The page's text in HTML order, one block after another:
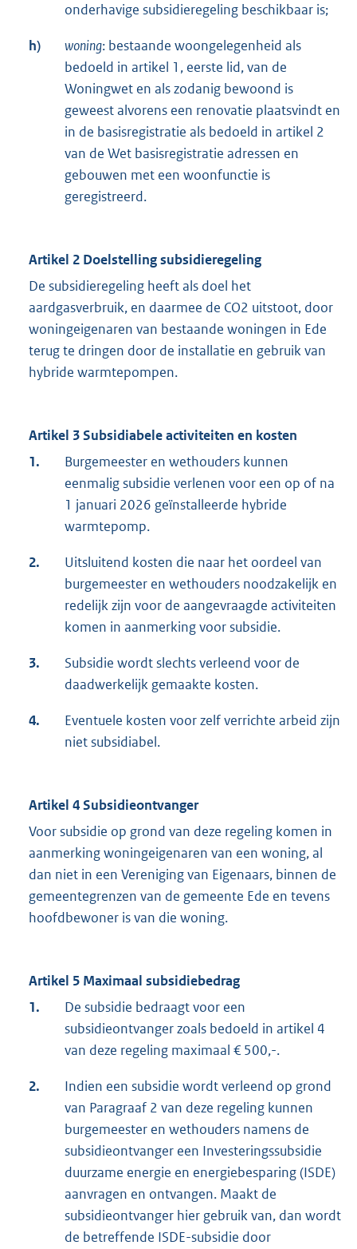
onderhavige subsidieregeling beschikbaar is;
h) woning: bestaande woongelegenheid als
bedoeld in artikel 1, eerste lid, van de
Woningwet en als zodanig bewoond is
geweest alvorens een renovatie plaatsvindt en
in de basisregistratie als bedoeld in artikel 2
van de Wet basisregistratie adressen en
gebouwen met een woonfunctie is
geregistreerd.
Artikel 2 Doelstelling subsidieregeling
De subsidieregeling heeft als doel het
aardgasverbruik, en daarmee de CO2 uitstoot, door
woningeigenaren van bestaande woningen in Ede
terug te dringen door de installatie en gebruik van
hybride warmtepompen.
Artikel 3 Subsidiabele activiteiten en kosten
1.
Burgemeester en wethouders kunnen
eenmalig subsidie verlenen voor een op of na
1 januari 2026 geïnstalleerde hybride
warmtepomp.
2.
Uitsluitend kosten die naar het oordeel van
burgemeester en wethouders noodzakelijk en
redelijk zijn voor de aangevraagde activiteiten
komen in aanmerking voor subsidie.
3.
Subsidie wordt slechts verleend voor de
daadwerkelijk gemaakte kosten.
4.
Eventuele kosten voor zelf verrichte arbeid zijn
niet subsidiabel.
Artikel 4 Subsidieontvanger
Voor subsidie op grond van deze regeling komen in
aanmerking woningeigenaren van een woning, al
dan niet in een Vereniging van Eigenaars, binnen de
gemeentegrenzen van de gemeente Ede en tevens
hoofdbewoner is van die woning.
Artikel 5 Maximaal subsidiebedrag
1.
De subsidie bedraagt voor een
subsidieontvanger zoals bedoeld in artikel 4
van deze regeling maximaal € 500,-.
2.
Indien een subsidie wordt verleend op grond
van Paragraaf 2 van deze regeling kunnen
burgemeester en wethouders namens de
subsidieontvanger een Investeringssubsidie
duurzame energie en energiebesparing (ISDE)
aanvragen en ontvangen. Maakt de
subsidieontvanger hier gebruik van, dan wordt
de betreffende ISDE-subsidie door